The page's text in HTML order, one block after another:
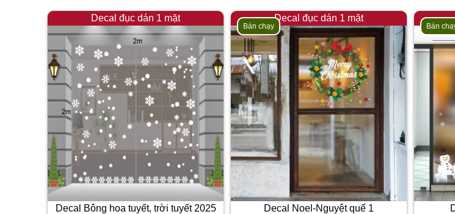
Decal đục dán 1 mặt
Decal Bông hoa tuyết, trời tuyết 2025
Decal đục dán 1 mặt
Bán chạy
Decal Noel-Nguyệt quế 1
Bán